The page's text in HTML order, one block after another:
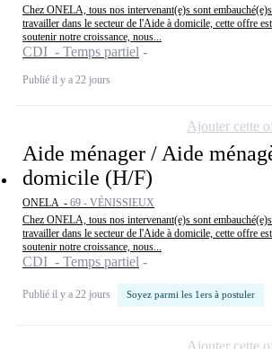
Chez ONELA, tous nos intervenant(e)s sont
travailler dans le secteur de l'Aide à domicile, cette offre
soutenir notre croissance, nous...
CDI - Temps partiel
Publié il y a 22 jours
Aide ménager / Aide
domicile (H/F)
ONELA - 69 - VÉNISSIEUX
Chez ONELA, tous nos intervenant(e)s sont
travailler dans le secteur de l'Aide à domicile, cette offre
soutenir notre croissance, nous...
CDI - Temps partiel
Publié il y a 22 jours Soyez parmi les 1ers à postuler
Ajouter cette
Ajouter cette